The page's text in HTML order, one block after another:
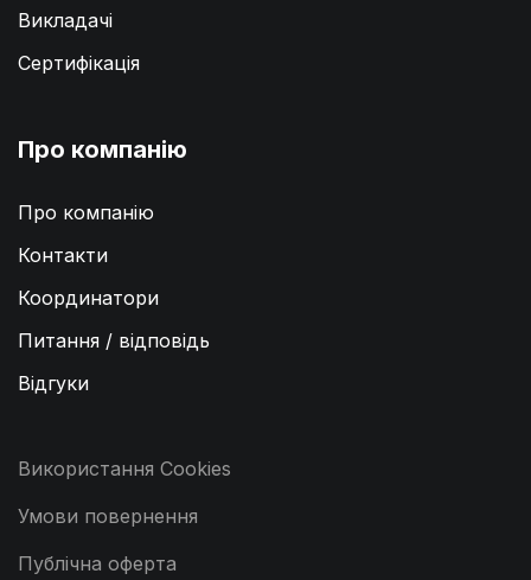
Викладачі
Сертифікація
Про компанію
Про компанію
Контакти
Координатори
Питання / відповідь
Відгуки
Використання Cookies
Умови повернення
Публічна оферта